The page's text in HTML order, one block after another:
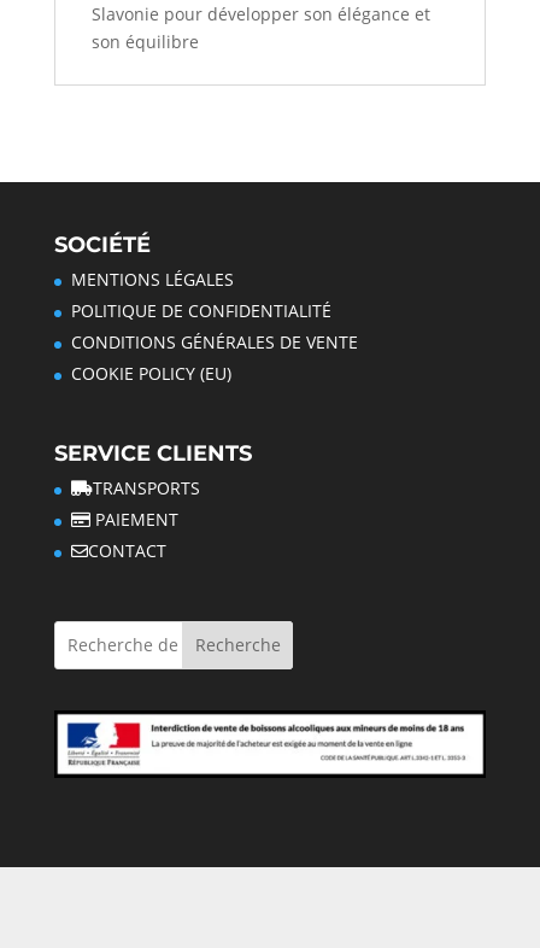
Slavonie pour développer son élégance et
son équilibre
SOCIÉTÉ
MENTIONS LÉGALES
POLITIQUE DE CONFIDENTIALITÉ
CONDITIONS GÉNÉRALES DE VENTE
COOKIE POLICY (EU)
SERVICE CLIENTS
TRANSPORTS
PAIEMENT
CONTACT
Recherche